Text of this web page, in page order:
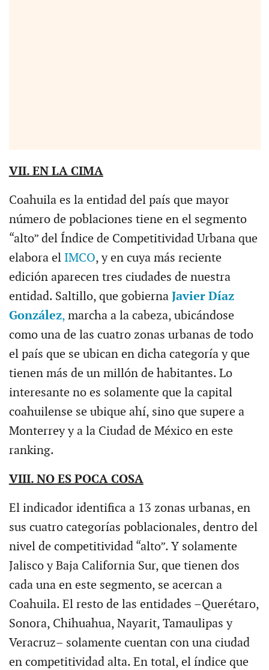
VII. EN LA CIMA
Coahuila es la entidad del país que mayor
número de poblaciones tiene en el segmento
“alto” del Índice de Competitividad Urbana que
elabora el IMCO, y en cuya más reciente
edición aparecen tres ciudades de nuestra
entidad. Saltillo, que gobierna Javier Díaz
González,marcha a la cabeza, ubicándose
como una de las cuatro zonas urbanas de todo
el país que se ubican en dicha categoría y que
tienen más de un millón de habitantes. Lo
interesante no es solamente que la capital
coahuilense se ubique ahí, sino que supere a
Monterrey y a la Ciudad de México en este
ranking.
VIII. NO ES POCA COSA
El indicador identifica a 13 zonas urbanas, en
sus cuatro categorías poblacionales, dentro del
nivel de competitividad “alto”. Y solamente
Jalisco y Baja California Sur, que tienen dos
cada una en este segmento, se acercan a
Coahuila. El resto de las entidades –Querétaro,
Sonora, Chihuahua, Nayarit, Tamaulipas y
Veracruz– solamente cuentan con una ciudad
en competitividad alta. En total, el índice que